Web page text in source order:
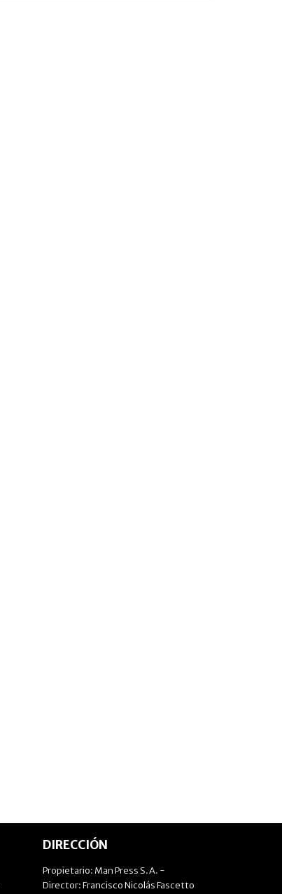
DIRECCIÓN
Propietario: Man Press S.A. -
Director: Francisco Nicolás Fascetto